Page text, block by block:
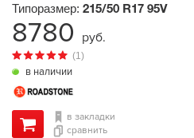
в наличии
(1)
Типоразмер: 215/50 R17 95V
в закладки
сравнить
8780 руб.